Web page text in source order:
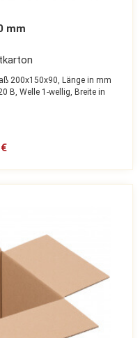
mm
200x150x90, Länge in mm
B, Welle 1-wellig, Breite in